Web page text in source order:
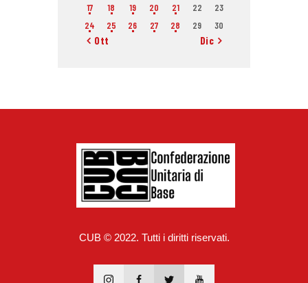
17
18 19 20 21 22
23
24
25 26 27 28 29 30
« Ott Dic »
CUB © 2022. Tutti i diritti riservati.